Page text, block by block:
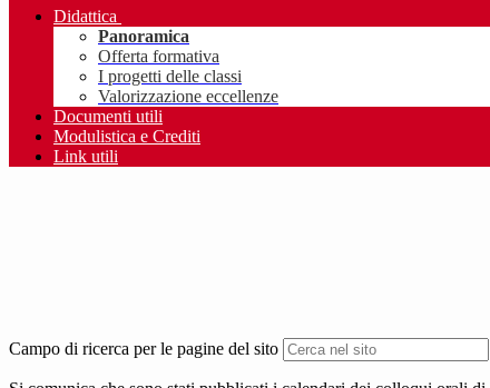
Didattica
Panoramica
Offerta formativa
I progetti delle classi
Valorizzazione eccellenze
Documenti utili
Modulistica e Crediti
Link utili
Campo di ricerca per le pagine del sito